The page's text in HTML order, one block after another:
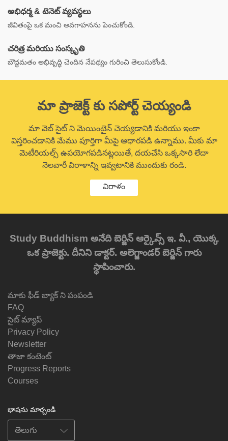
అభిధర్మ & టెనెట్ వ్యవస్థలు
జీవితంపై ఒక మంచి అవగాహనను పెంచుకోండి.
చరిత్ర మరియు సంస్కృతి
బౌద్ధమతం అభివృద్ధి చెందిన నేపథ్యం గురించి తెలుసుకోండి.
మా ప్రాజెక్ట్ కు సపోర్ట్ చెయ్యండి
మా వెబ్ సైట్ ని మెయింటైన్ చెయ్యడానికి మరియు ఇంకా
విస్తరించడానికి మేము పూర్తిగా మీపై ఆధారపడి ఉన్నాము. మీకు మా
మెటీరియల్స్ ఉపయోగపడినట్లయితే, దయచేసి ఒక్కసారి లేదా
నెలవారీ విరాళాన్ని ఇవ్వటానికి ముందుకు రండి.
విరాళం
Study Buddhism అనేది బెర్జిన్ ఆర్కైవ్స్ ఇ. వీ., యొక్క
ఒక ప్రాజెక్టు. దీనిని డాక్టర్. అలెగ్జాండర్ బెర్జిన్ గారు
స్థాపించారు.
మాకు ఫీడ్ బ్యాక్ ని పంపండి
FAQ
సైట్ మ్యాప్
Privacy Policy
Newsletter
తాజా కంటెంట్
Progress Reports
Courses
భాషను మార్చండి